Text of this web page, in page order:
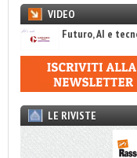
VIDEO
Futuro, AI e
LE RIVISTE